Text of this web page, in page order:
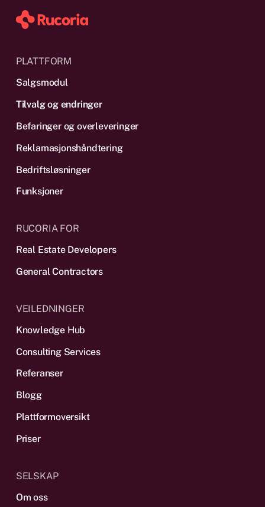
PLATTFORM
Salgsmodul
Tilvalg og endringer
Befaringer og overleveringer
Reklamas­jonshåndtering
Bedriftsløsninger
Funksjoner
RUCORIA FOR
Real Estate Developers
General Contractors
VEILEDNINGER
Knowledge Hub
Consulting Services
Referanser
Blogg
Plattform­oversikt
Priser
SELSKAP
Om oss